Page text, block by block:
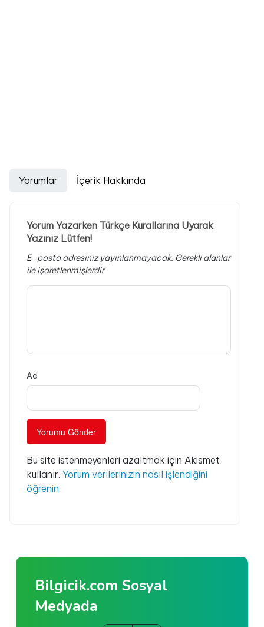
Yorumlar İçerik Hakkında
Yorum Yazarken Türkçe Kurallarına Uyarak
Yazınız Lütfen!
E-posta adresiniz yayınlanmayacak. Gerekli alanlar
ile işaretlenmişlerdir
Ad
Bu site istenmeyenleri azaltmak için Akismet
kullanır. Yorum verilerinizin nasıl işlendiğini
öğrenin.
Bilgicik.com Sosyal
Medyada